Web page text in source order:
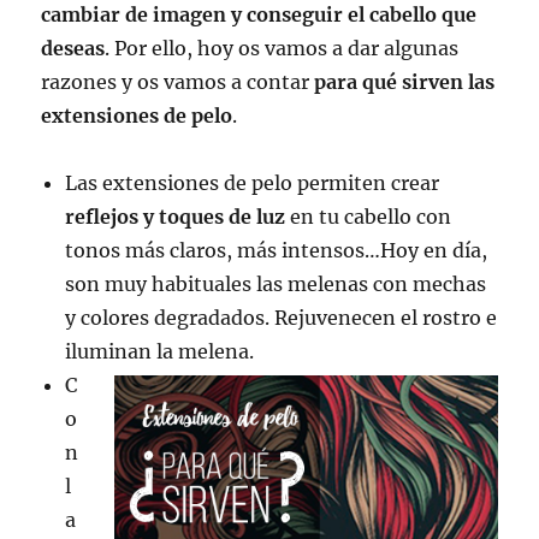
cambiar de imagen y conseguir el cabello que
deseas. Por ello, hoy os vamos a dar algunas
razones y os vamos a contarpara qué sirven las
extensiones de pelo.
Las extensiones de pelo permiten crear
reflejos y toques de luz en tu cabello con
tonos más claros, más intensos…Hoy en día,
son muy habituales las melenas con mechas
y colores degradados. Rejuvenecen el rostro e
iluminan la melena.
C
o
n
l
a